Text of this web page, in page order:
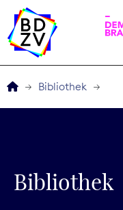
Service
Bibliothek
Bibliothek